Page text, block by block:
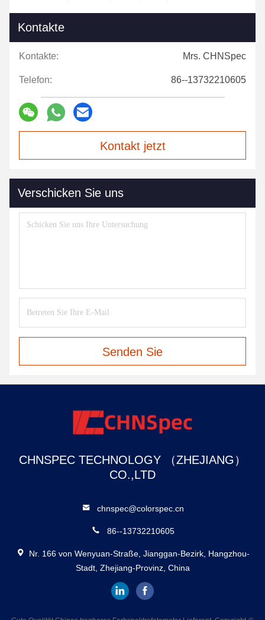
Kontakte
Kontakte: Mrs. CHNSpec
Telefon: 86--13732210605
Kontakt jetzt
Verschicken Sie uns
Senden Sie
CHNSPEC TECHNOLOGY （ZHEJIANG）
CO.,LTD
chnspec@colorspec.cn
86--13732210605
Nr. 166 von Wenyuan-Straße, Jianggan-Bezirk, Hangzhou-
Stadt, Zhejiang-Provinz, China